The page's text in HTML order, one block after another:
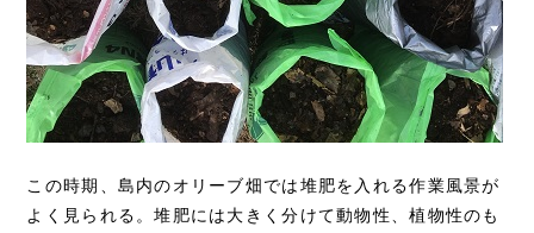
この時期、島内のオリーブ畑では堆肥を入れる作業風景が
よく見られる。堆肥には大きく分けて動物性、植物性のも